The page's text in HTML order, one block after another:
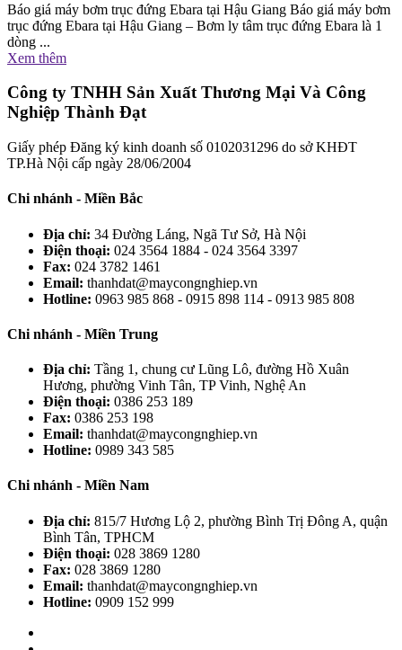
Báo giá máy bơm trục đứng Ebara tại Hậu Giang Báo giá máy bơm
trục đứng Ebara tại Hậu Giang – Bơm ly tâm trục đứng Ebara là 1
dòng ...
Xem thêm
Công ty TNHH Sản Xuất Thương Mại Và Công
Nghiệp Thành Đạt
Giấy phép Đăng ký kinh doanh số 0102031296 do sở KHĐT
TP.Hà Nội cấp ngày 28/06/2004
Chi nhánh - Miền Bắc
Địa chỉ: 34 Đường Láng, Ngã Tư Sở, Hà Nội
Điện thoại: 024 3564 1884 - 024 3564 3397
Fax: 024 3782 1461
Email: thanhdat@maycongnghiep.vn
Hotline: 0963 985 868 - 0915 898 114 - 0913 985 808
Chi nhánh - Miền Trung
Địa chỉ: Tầng 1, chung cư Lũng Lô, đường Hồ Xuân
Hương, phường Vinh Tân, TP Vinh, Nghệ An
Điện thoại: 0386 253 189
Fax: 0386 253 198
Email: thanhdat@maycongnghiep.vn
Hotline: 0989 343 585
Chi nhánh - Miền Nam
Địa chỉ: 815/7 Hương Lộ 2, phường Bình Trị Đông A, quận
Bình Tân, TPHCM
Điện thoại: 028 3869 1280
Fax: 028 3869 1280
Email: thanhdat@maycongnghiep.vn
Hotline: 0909 152 999